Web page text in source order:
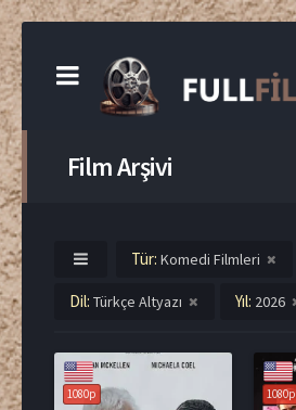
Film Arşivi
Tür: Komedi Filmleri
Dil: Türkçe Altyazı Yıl: 2026
1080p 1080p